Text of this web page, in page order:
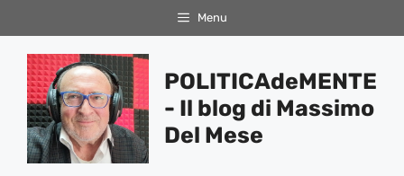
al
contenuto
Menu
POLITICAdeMENTE
- Il blog di Massimo
Del Mese